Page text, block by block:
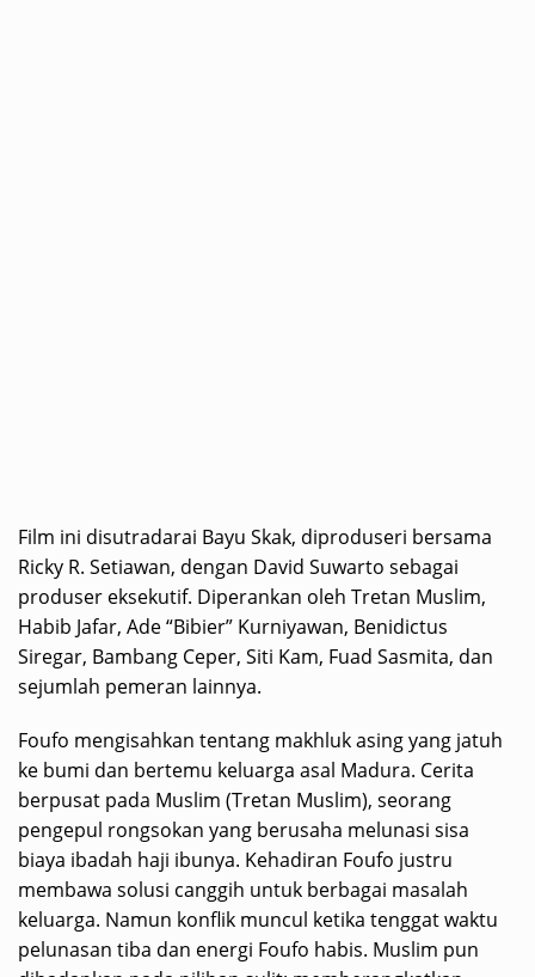
Film ini disutradarai Bayu Skak, diproduseri bersama
Ricky R. Setiawan, dengan David Suwarto sebagai
produser eksekutif. Diperankan oleh Tretan Muslim,
Habib Jafar, Ade “Bibier” Kurniyawan, Benidictus
Siregar, Bambang Ceper, Siti Kam, Fuad Sasmita, dan
sejumlah pemeran lainnya.
Foufo mengisahkan tentang makhluk asing yang jatuh
ke bumi dan bertemu keluarga asal Madura. Cerita
berpusat pada Muslim (Tretan Muslim), seorang
pengepul rongsokan yang berusaha melunasi sisa
biaya ibadah haji ibunya. Kehadiran Foufo justru
membawa solusi canggih untuk berbagai masalah
keluarga. Namun konflik muncul ketika tenggat waktu
pelunasan tiba dan energi Foufo habis. Muslim pun